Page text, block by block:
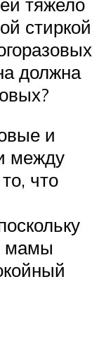
стиркой
должна
и
между
что
мамы